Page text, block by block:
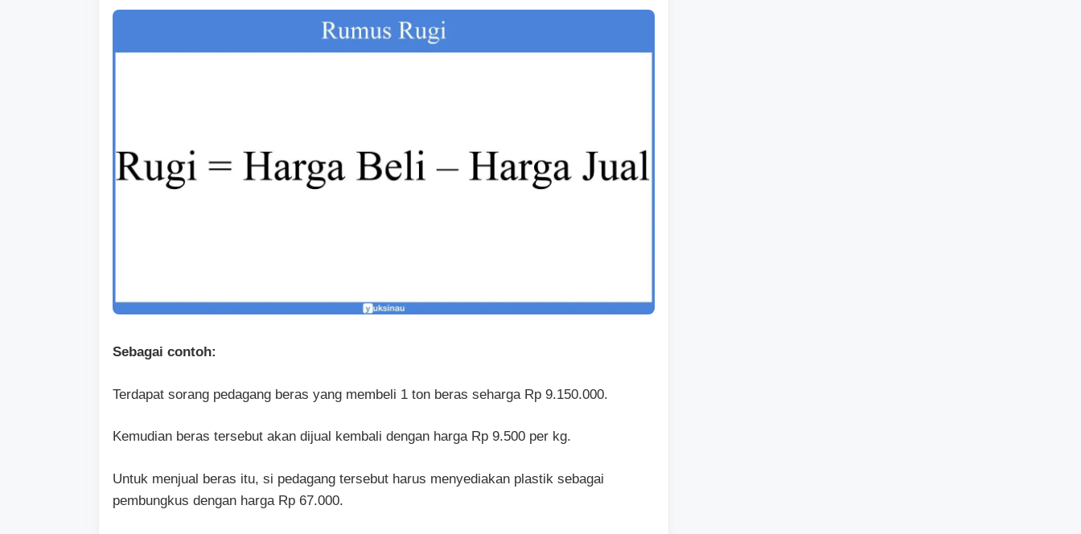
Sebagai contoh:
Terdapat sorang pedagang beras yang membeli 1 ton beras seharga Rp 9.150.000.
Kemudian beras tersebut akan dijual kembali dengan harga Rp 9.500 per kg.
Untuk menjual beras itu, si pedagang tersebut harus menyediakan plastik sebagai
pembungkus dengan harga Rp 67.000.